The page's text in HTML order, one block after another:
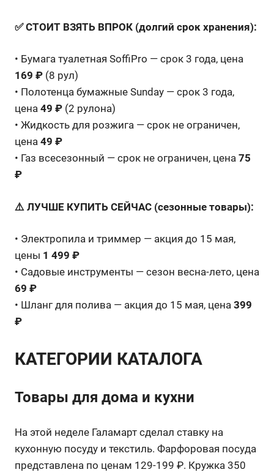
✅ СТОИТ ВЗЯТЬ ВПРОК (долгий срок хранения):
• Бумага туалетная SoffiPro — срок 3 года, цена
169 ₽ (8 рул)
• Полотенца бумажные Sunday — срок 3 года,
цена 49 ₽ (2 рулона)
• Жидкость для розжига — срок не ограничен,
цена 49 ₽
• Газ всесезонный — срок не ограничен, цена 75
₽
⚠️ ЛУЧШЕ КУПИТЬ СЕЙЧАС (сезонные товары):
• Электропила и триммер — акция до 15 мая,
цены 1 499 ₽
• Садовые инструменты — сезон весна-лето, цена
69 ₽
• Шланг для полива — акция до 15 мая, цена 399
₽
КАТЕГОРИИ КАТАЛОГА
Товары для дома и кухни
На этой неделе Галамарт сделал ставку на
кухонную посуду и текстиль. Фарфоровая посуда
представлена по ценам 129-199 ₽. Кружка 350